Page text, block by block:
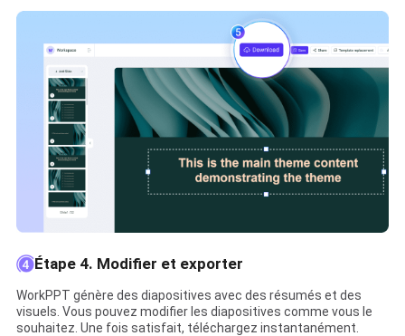
Étape 4. Modifier et exporter
WorkPPT génère des diapositives avec des résumés et des
visuels. Vous pouvez modifier les diapositives comme vous le
souhaitez. Une fois satisfait, téléchargez instantanément.